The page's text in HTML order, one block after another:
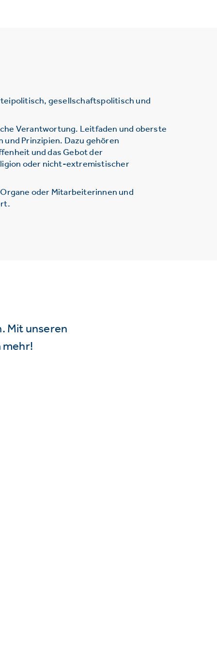
gesellschaftspolitisch und
Verantwortung. Leitfaden und oberste
und Prinzipien. Dazu gehören
und das Gebot der
oder nicht-extremistischer
oder Mitarbeiterinnen und
Mit unseren
mehr!